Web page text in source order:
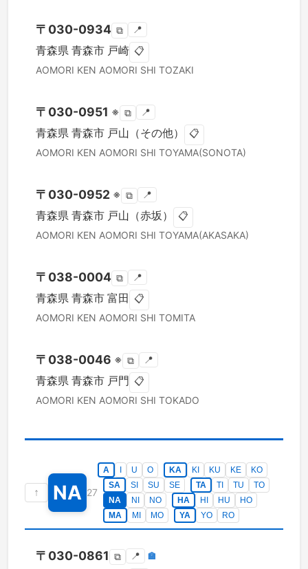
〒 030-0934 ⧉ 📍
青森県 青森市 戸崎 📋
AOMORI KEN AOMORI SHI TOZAKI
〒 030-0951 ※ ⧉ 📍
青森県 青森市 戸山（その他） 📋
AOMORI KEN AOMORI SHI TOYAMA(SONOTA)
〒 030-0952 ※ ⧉ 📍
青森県 青森市 戸山（赤坂） 📋
AOMORI KEN AOMORI SHI TOYAMA(AKASAKA)
〒 038-0004 ⧉ 📍
青森県 青森市 富田 📋
AOMORI KEN AOMORI SHI TOMITA
〒 038-0046 ※ ⧉ 📍
青森県 青森市 戸門 📋
AOMORI KEN AOMORI SHI TOKADO
↑ NA 27
A U O KA KI KU KE
KO
SA
SI SU SE TA TI TU
TO
NA
NI NO HA HI HU
HO
MA
MI MO YA YO RO
〒 030-0861 ⧉ 📍 🏣